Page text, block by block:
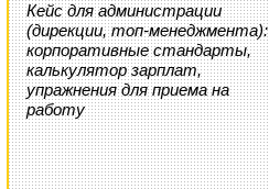
Кейс для администрации
(дирекции, топ-менеджмента):
корпоративные стандарты,
калькулятор зарплат,
упражнения для приема на
работу